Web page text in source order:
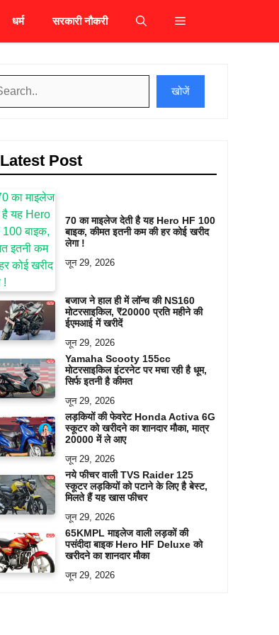
धर्म सरकारी नौकरी
खोजें
Latest Post
70 का माइलेज देती है यह Hero HF 100
बाइक, कीमत इतनी कम की हर कोई खरीद
लेगा !
जून 29, 2026
बजाज ने हाल ही में लॉन्च की NS160
मोटरसाइकिल, ₹20000 प्रति महीने की
ईएमआई में खरीदें
जून 29, 2026
Yamaha Scooty 155cc
मोटरसाइकिल इंटरनेट पर मचा रही है धूम,
सिर्फ इतनी है कीमत
जून 29, 2026
लड़कियों की फेवरेट Honda Activa 6G
स्कूटर को खरीदने का शानदार मौका, मात्र
20000 में ले आए
जून 29, 2026
नये फीचर वाली TVS Raider 125
स्कूटर लड़कियों को पटाने के लिए है बेस्ट,
मिलते हैं यह खास फीचर
जून 29, 2026
65KMPL माइलेज वाली लड़कों की
पसंदीदा बाइक Hero HF Deluxe को
खरीदने का शानदार मौका
जून 29, 2026